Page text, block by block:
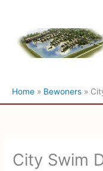
inhoud
Home Bewoners
City Swim